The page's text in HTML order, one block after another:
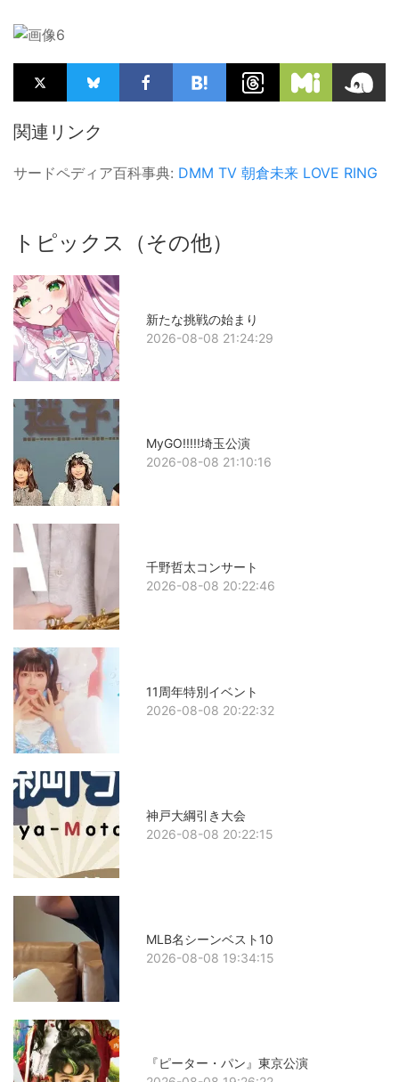
関連リンク
サードペディア百科事典: DMM TV 朝倉未来 LOVE RING
トピックス（その他）
新たな挑戦の始まり
2026-08-08 21:24:29
MyGO!!!!!埼玉公演
2026-08-08 21:10:16
千野哲太コンサート
2026-08-08 20:22:46
11周年特別イベント
2026-08-08 20:22:32
神戸大綱引き大会
2026-08-08 20:22:15
MLB名シーンベスト10
2026-08-08 19:34:15
『ピーター・パン』東京公演